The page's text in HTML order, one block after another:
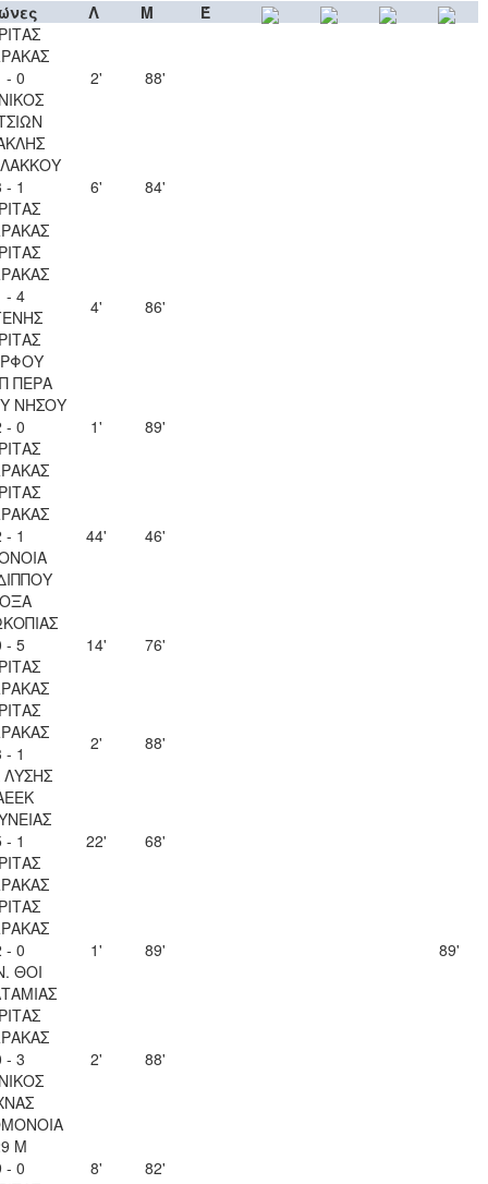
Λ Μ
Έ
- 0
2' 88'
- 1
6' 84'
- 4
4' 86'
ΠΕΡΑ
ΝΗΣΟΥ
- 0
1' 89'
- 1
44' 46'
- 5
14' 76'
- 1
ΛΥΣΗΣ
2' 88'
- 1
22' 68'
- 0
ΘΟΙ
1' 89' 89'
- 3
2' 88'
Μ
- 0
8' 82'